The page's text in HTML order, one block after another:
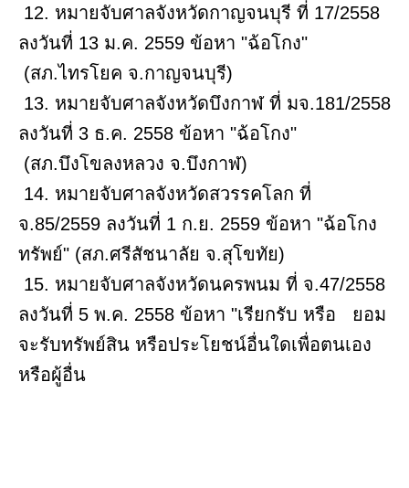
12. หมายจับศาลจังหวัดกาญจนบุรี ที่ 17/2558
ลงวันที่ 13 ม.ค. 2559 ข้อหา "ฉ้อโกง"
(สภ.ไทรโยค จ.กาญจนบุรี)
13. หมายจับศาลจังหวัดบึงกาฬ ที่ มจ.181/2558
ลงวันที่ 3 ธ.ค. 2558 ข้อหา "ฉ้อโกง"
(สภ.บึงโขลงหลวง จ.บึงกาฬ)
14. หมายจับศาลจังหวัดสวรรคโลก ที่
จ.85/2559 ลงวันที่ 1 ก.ย. 2559 ข้อหา "ฉ้อโกง
ทรัพย์" (สภ.ศรีสัชนาลัย จ.สุโขทัย)
15. หมายจับศาลจังหวัดนครพนม ที่ จ.47/2558
ลงวันที่ 5 พ.ค. 2558 ข้อหา "เรียกรับ หรือ ยอม
จะรับทรัพย์สิน หรือประโยชน์อื่นใดเพื่อตนเอง
หรือผู้อื่น